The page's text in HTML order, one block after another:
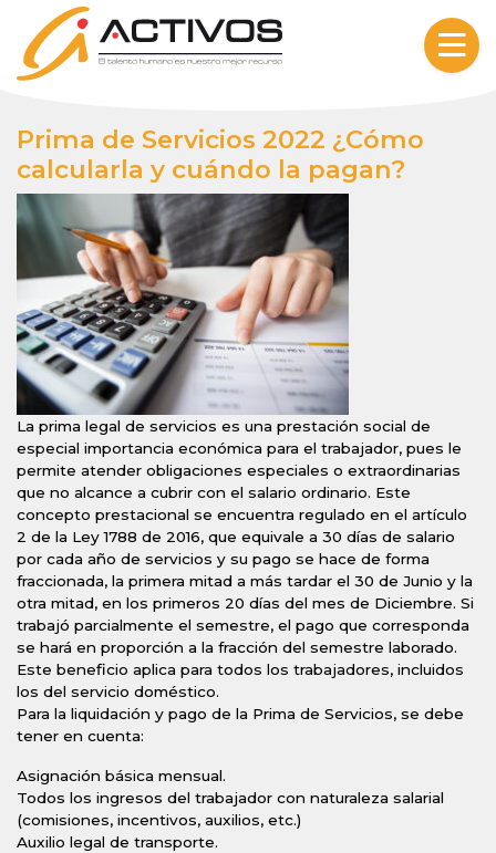
Skip to content
Prima de Servicios 2022 ¿Cómo
calcularla y cuándo la pagan?
La prima legal de servicios es una prestación social de
especial importancia económica para el trabajador, pues le
permite atender obligaciones especiales o extraordinarias
que no alcance a cubrir con el salario ordinario. Este
concepto prestacional se encuentra regulado en el artículo
2 de la Ley 1788 de 2016, que equivale a 30 días de salario
por cada año de servicios y su pago se hace de forma
fraccionada, la primera mitad a más tardar el 30 de Junio y la
otra mitad, en los primeros 20 días del mes de Diciembre. Si
trabajó parcialmente el semestre, el pago que corresponda
se hará en proporción a la fracción del semestre laborado.
Este beneficio aplica para todos los trabajadores, incluidos
los del servicio doméstico.
Para la liquidación y pago de la Prima de Servicios, se debe
tener en cuenta:
Asignación básica mensual.
Todos los ingresos del trabajador con naturaleza salarial
(comisiones, incentivos, auxilios, etc.)
Auxilio legal de transporte.